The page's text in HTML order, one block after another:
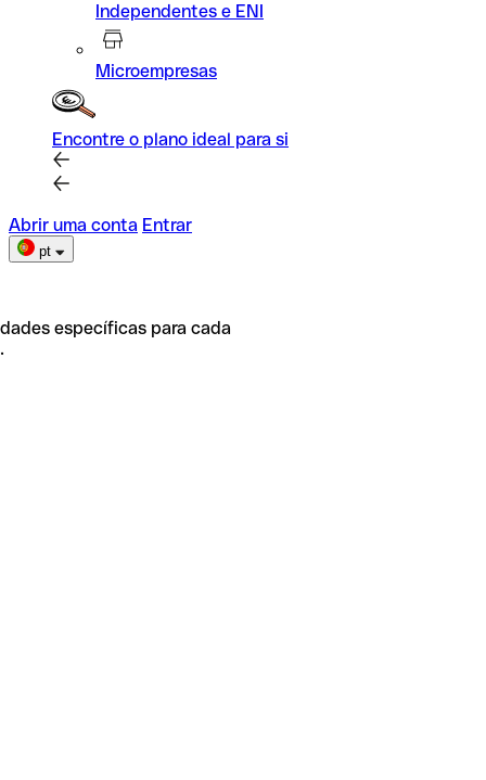
Independentes e ENI
Microempresas
Encontre o plano ideal para si
Abrir uma conta Entrar
pt
específicas para cada